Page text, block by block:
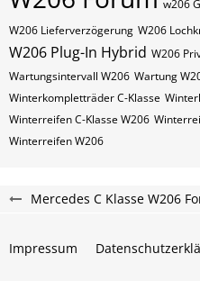
w206
W206 Lieferverzögerung W206
W206 Plug-In Hybrid W206
Wartungsintervall W206 Wartung
Winterkompletträder C-Klasse
Winterreifen C-Klasse W206
Winterreifen W206
Impressum